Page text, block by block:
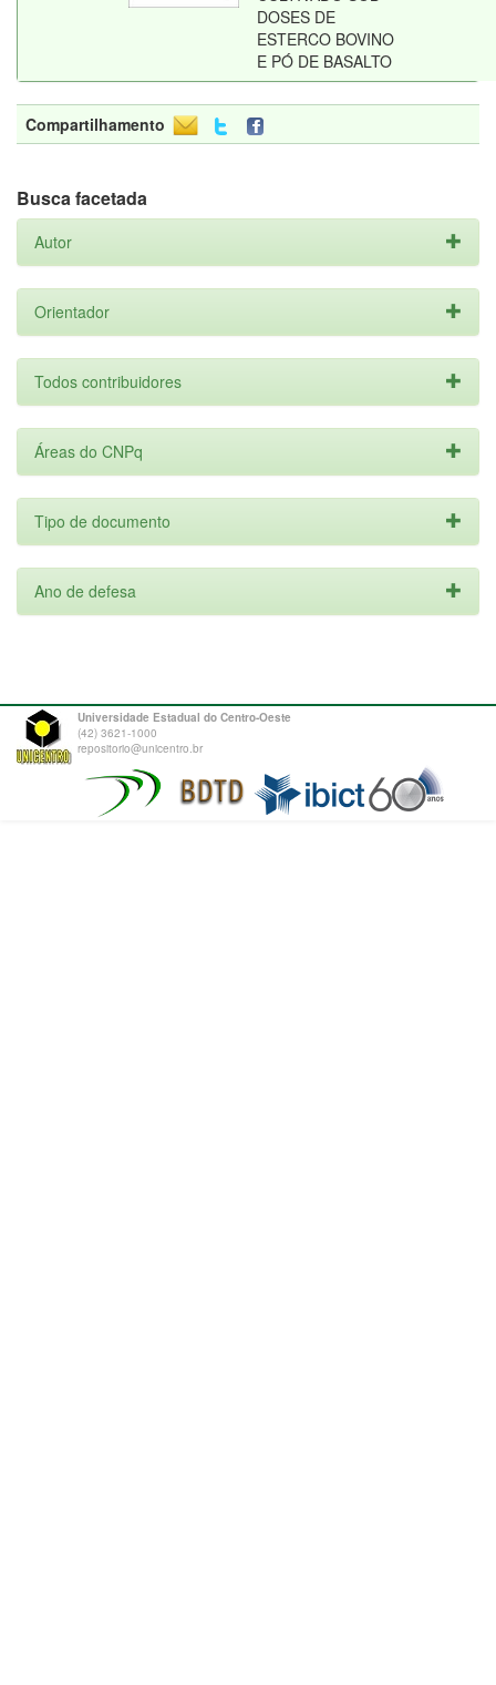
DOSES DE
ESTERCO BOVINO
E PÓ DE BASALTO
Compartilhamento
Busca facetada
Autor
Orientador
Todos contribuidores
Áreas do CNPq
Tipo de documento
Ano de defesa
Universidade Estadual do Centro-Oeste
(42) 3621-1000
repositorio@unicentro.br